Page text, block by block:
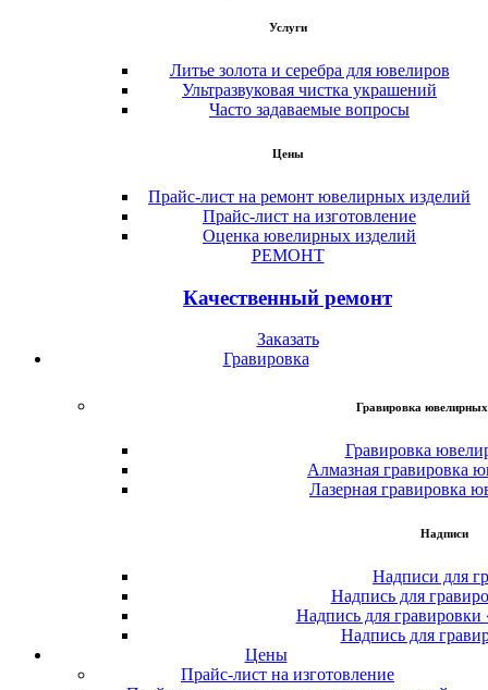
Услуги
Литье золота и серебра для ювелиров
Ультразвуковая чистка украшений
Часто задаваемые вопросы
Цены
Прайс-лист на ремонт ювелирных изделий
Прайс-лист на изготовление
Оценка ювелирных изделий
РЕМОНТ
Качественный ремонт
Заказать
Гравировка
Гравировка ювелирных
Гравировка
Алмазная гравировка
Лазерная гравировка
Надписи
Надписи для
Надпись для
Надпись для
Надпись для
Цены
Прайс-лист на изготовление